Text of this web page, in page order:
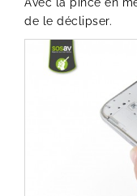
de le déclipser.